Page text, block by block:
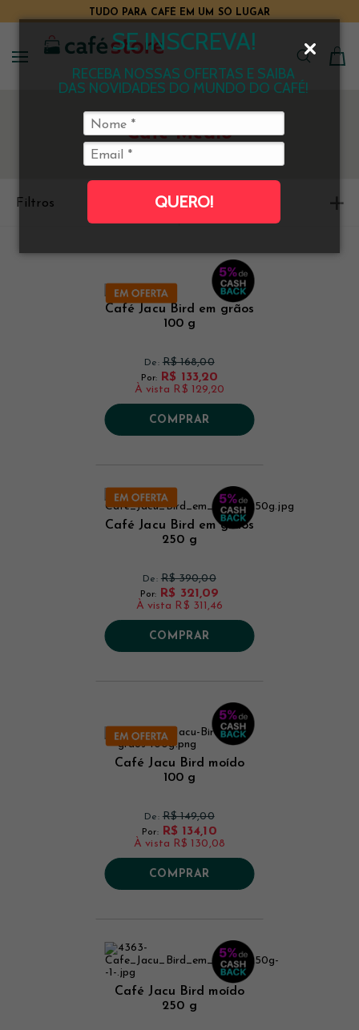
SE INSCREVA!
RECEBA NOSSAS OFERTAS E SAIBA
DAS NOVIDADES DO MUNDO DO CAFÉ!
QUERO!
TUDO PARA CAFÉ EM UM SÓ LUGAR
Café Médio
Filtros Ordenar
Café Jacu Bird em grãos
100 g
De: R$ 168,00
Por: R$ 133,20
À vista R$ 129,20
COMPRAR
Café Jacu Bird em grãos
250 g
De: R$ 390,00
Por: R$ 321,09
À vista R$ 311,46
COMPRAR
Café Jacu Bird moído
100 g
De: R$ 149,00
Por: R$ 134,10
À vista R$ 130,08
COMPRAR
Café Jacu Bird moído
250 g